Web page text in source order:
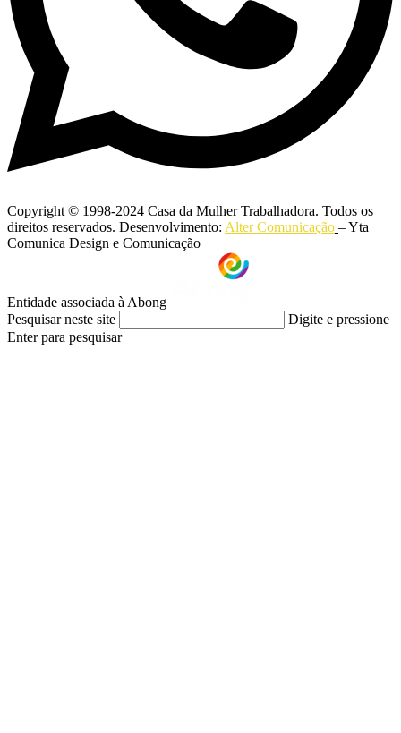
Copyright © 1998-2024 Casa da Mulher Trabalhadora. Todos os
direitos reservados. Desenvolvimento: Alter Comunicação – Yta
Comunica Design e Comunicação
Entidade associada à Abong
Pesquisar neste site
Digite e pressione
Enter para pesquisar